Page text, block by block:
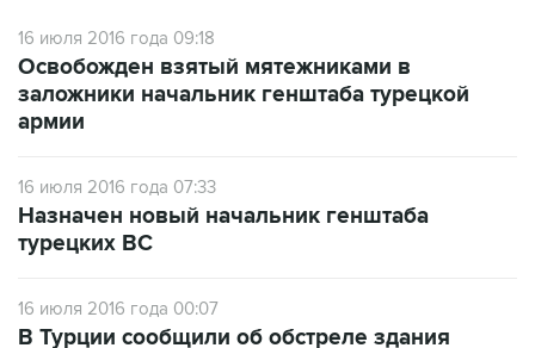
заложники начальник генштаба турецкой
армии
16 июля 2016 года 07:33
турецких ВС
16 июля 2016 года 00:07
Генштаба с вертолета